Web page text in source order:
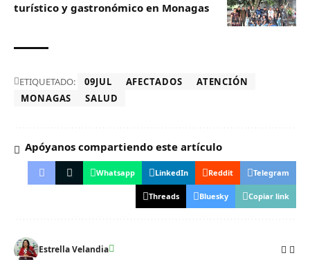
turístico y gastronómico en Monagas
ETIQUETADO: 09JUL AFECTADOS
ATENCIÓN
MONAGAS
SALUD
Apóyanos compartiendo este artículo
Whatsapp LinkedIn Reddit Telegram
Threads Bluesky Copiar link
Estrella Velandia